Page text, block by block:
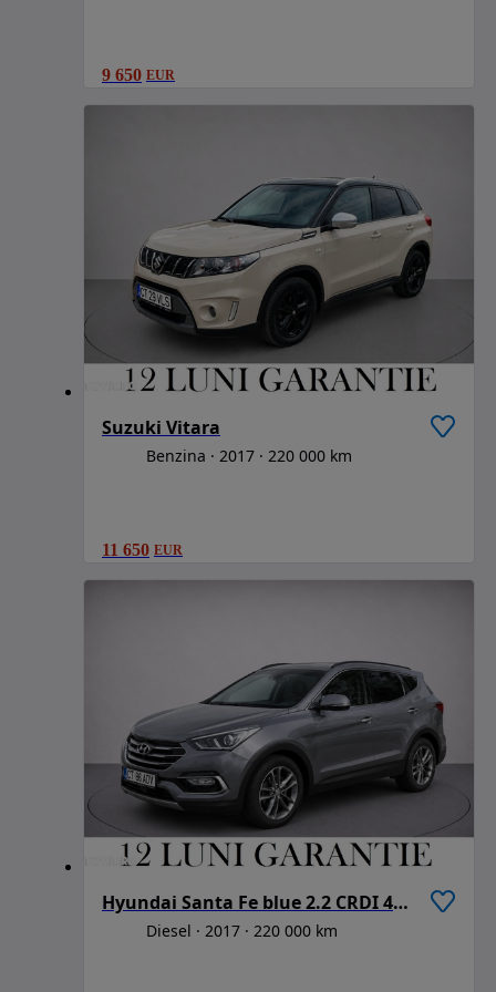
9 650 EUR
Suzuki Vitara
Benzina 2017 220 000 km
11 650 EUR
Hyundai Santa Fe blue 2.2 CRDI 4WD Automatik Premium
Diesel 2017 220 000 km